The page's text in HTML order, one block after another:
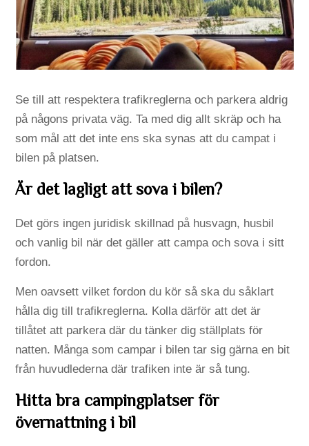
Se till att respektera trafikreglerna och parkera aldrig
på någons privata väg. Ta med dig allt skräp och ha
som mål att det inte ens ska synas att du campat i
bilen på platsen.
Är det lagligt att sova i bilen?
Det görs ingen juridisk skillnad på husvagn, husbil
och vanlig bil när det gäller att campa och sova i sitt
fordon.
Men oavsett vilket fordon du kör så ska du såklart
hålla dig till trafikreglerna. Kolla därför att det är
tillåtet att parkera där du tänker dig ställplats för
natten. Många som campar i bilen tar sig gärna en bit
från huvudlederna där trafiken inte är så tung.
Hitta bra campingplatser för
övernattning i bil